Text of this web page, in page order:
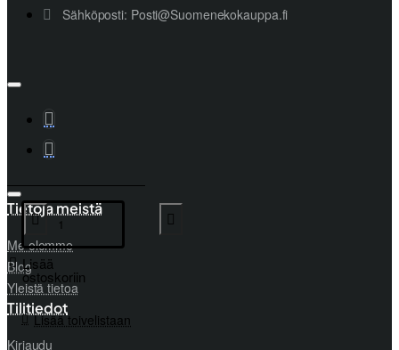
Lisää
ostoskoriin
Lisää toivelistaan
Sähköposti: Posti@Suomenekokauppa.fi
Tietoja meistä
Me olemme
Blog
Yleistä tietoa
Tilitiedot
Kirjaudu